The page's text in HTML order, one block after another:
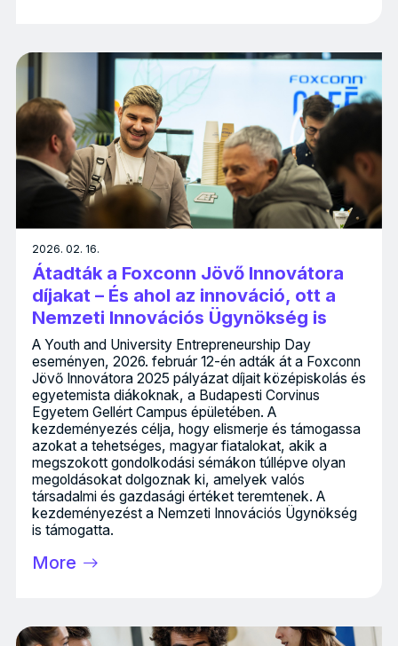
2026. 02. 16.
Átadták a Foxconn Jövő Innovátora
díjakat – És ahol az innováció, ott a
Nemzeti Innovációs Ügynökség is
A Youth and University Entrepreneurship Day
eseményen, 2026. február 12-én adták át a Foxconn
Jövő Innovátora 2025 pályázat díjait középiskolás és
egyetemista diákoknak, a Budapesti Corvinus
Egyetem Gellért Campus épületében. A
kezdeményezés célja, hogy elismerje és támogassa
azokat a tehetséges, magyar fiatalokat, akik a
megszokott gondolkodási sémákon túllépve olyan
megoldásokat dolgoznak ki, amelyek valós
társadalmi és gazdasági értéket teremtenek. A
kezdeményezést a Nemzeti Innovációs Ügynökség
is támogatta.
More